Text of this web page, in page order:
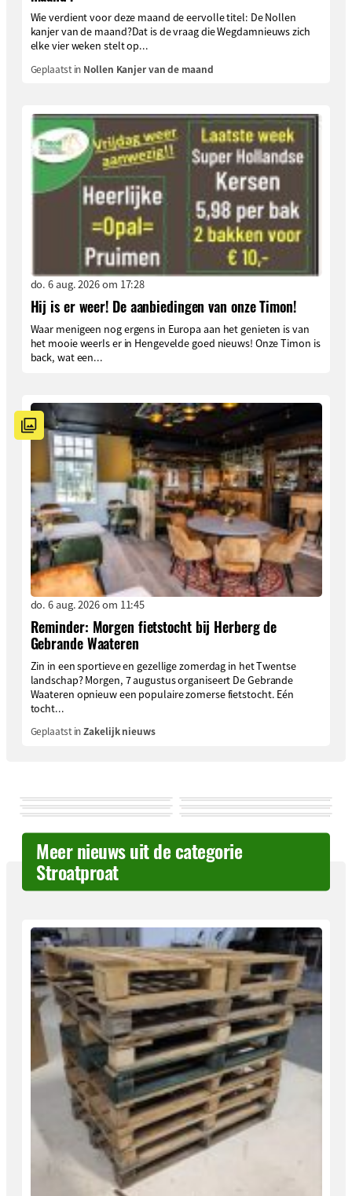
Wie verdient voor deze maand de eervolle titel: De Nollen
kanjer van de maand?Dat is de vraag die Wegdamnieuws zich
elke vier weken stelt op...
Geplaatst in Nollen Kanjer van de maand
do. 6 aug. 2026 om 17:28
Hij is er weer! De aanbiedingen van onze Timon!
Waar menigeen nog ergens in Europa aan het genieten is van
het mooie weerIs er in Hengevelde goed nieuws! Onze Timon is
back, wat een...
do. 6 aug. 2026 om 11:45
Reminder: Morgen fietstocht bij Herberg de
Gebrande Waateren
Zin in een sportieve en gezellige zomerdag in het Twentse
landschap? Morgen, 7 augustus organiseert De Gebrande
Waateren opnieuw een populaire zomerse fietstocht. Eén
tocht...
Geplaatst inZakelijk nieuws
Meer nieuws uit de categorie
Stroatproat